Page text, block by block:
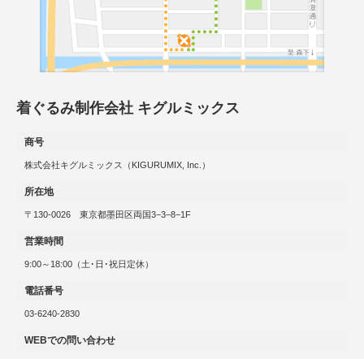
着ぐるみ制作会社 キグルミックス
商号
株式会社キグルミックス（KIGURUMIX, Inc.）
所在地
〒130-0026 東京都墨田区両国3−3−8−1F
営業時間
9:00～18:00（土･日･祝日定休）
電話番号
03-6240-2830
WEBでの問い合わせ